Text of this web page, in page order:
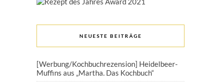
NEUESTE BEITRÄGE
[Werbung/Kochbuchrezension] Heidelbeer-
Muffins aus „Martha. Das Kochbuch“